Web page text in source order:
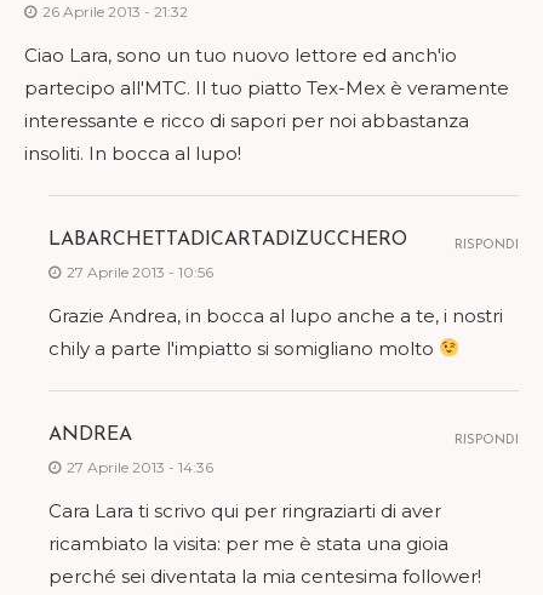
26 Aprile 2013 - 21:32
Ciao Lara, sono un tuo nuovo lettore ed anch'io
partecipo all'MTC. Il tuo piatto Tex-Mex è veramente
interessante e ricco di sapori per noi abbastanza
insoliti. In bocca al lupo!
LABARCHETTADICARTADIZUCCHERO
27 Aprile 2013 - 10:56
Grazie Andrea, in bocca al lupo anche a te, i nostri
chily a parte l'impiatto si somigliano molto
RISPONDI
ANDREA
27 Aprile 2013 - 14:36
Cara Lara ti scrivo qui per ringraziarti di aver
ricambiato la visita: per me è stata una gioia
perché sei diventata la mia centesima follower!
RISPONDI